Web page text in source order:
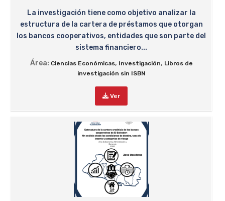
La investigación tiene como objetivo analizar la
estructura de la cartera de préstamos que otorgan
los bancos cooperativos, entidades que son parte del
sistema financiero...
Área: Ciencias Económicas, Investigación, Libros de
investigación sin ISBN
Ver